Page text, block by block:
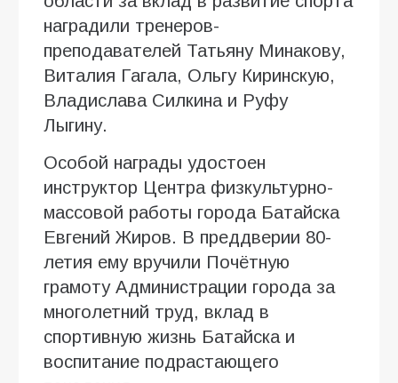
наградили тренеров-
преподавателей Татьяну Минакову,
Виталия Гагала, Ольгу Киринскую,
Владислава Силкина и Руфу
Лыгину.
Особой награды удостоен
инструктор Центра физкультурно-
массовой работы города Батайска
Евгений Жиров. В преддверии 80-
летия ему вручили Почётную
грамоту Администрации города за
многолетний труд, вклад в
спортивную жизнь Батайска и
воспитание подрастающего